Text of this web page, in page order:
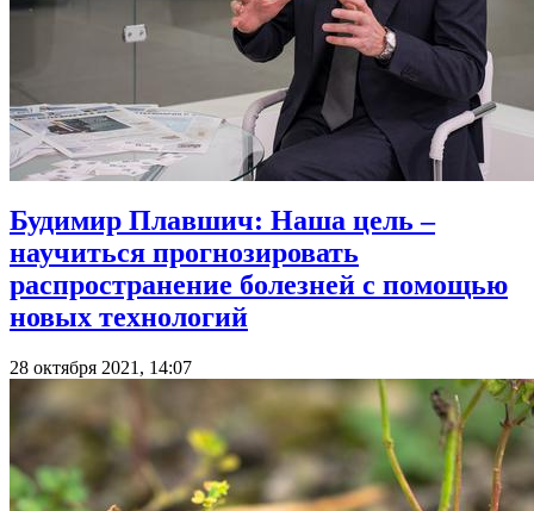
Будимир Плавшич: Наша цель –
научиться прогнозировать
распространение болезней с помощью
новых технологий
28 октября 2021, 14:07